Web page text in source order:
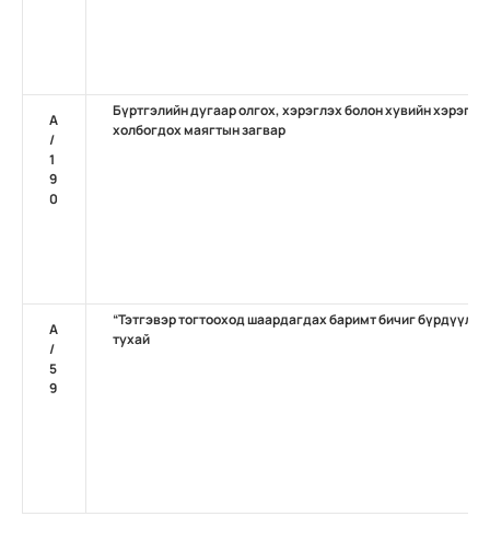
А
/
1
9
0
Бүртгэлийн дугаар олгох, хэрэглэх болон хувийн хэрэг
холбогдох маягтын загвар
А
/
5
9
“Тэтгэвэр тогтооход шаардагдах баримт бичиг
тухай